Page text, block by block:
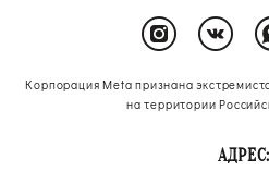
Корпорация Meta признана
на территории
АДРЕС: